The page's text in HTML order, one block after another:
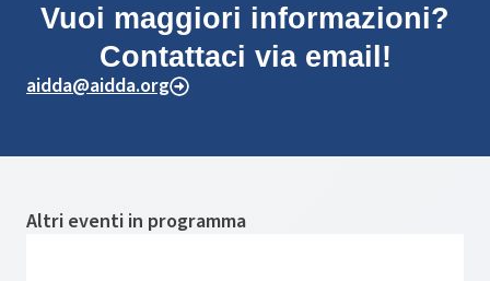
Vuoi maggiori informazioni?
Contattaci via email!
aidda@aidda.org
Altri eventi in programma